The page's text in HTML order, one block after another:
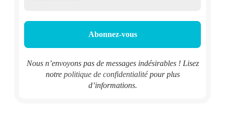
Nous n’envoyons pas de messages indésirables ! Lisez
notre politique de confidentialitépour plus
d’informations.